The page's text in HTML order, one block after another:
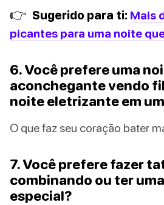
👉 Sugerido para ti: Mais
picantes para uma noite
6. Você prefere uma
aconchegante vendo
noite eletrizante em
O que faz seu coração bater
7. Você prefere fazer
combinando ou ter
especial?